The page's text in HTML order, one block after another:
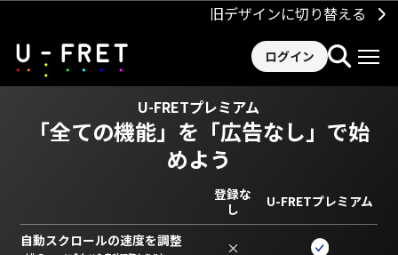
旧デザインに切り替える
ログイン
U-FRETプレミアム
「全ての機能」を 「広告なし」で始
めよう
登録な
し
U-FRETプレミアム
自動スクロールの速度を調整 ×